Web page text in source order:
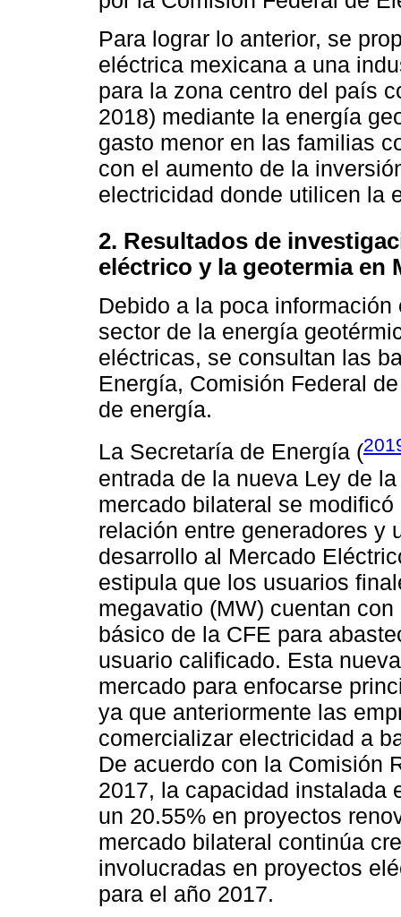
Para lograr lo anterior, se
eléctrica mexicana a una
para la zona centro del país
2018) mediante la energía
gasto menor en las familias
con el aumento de la
electricidad donde utilicen la
2. Resultados de
eléctrico y la geotermia en
Debido a la poca
sector de la energía
eléctricas, se consultan las
Energía, Comisión Federal
de energía.
La Secretaría de Energía (
entrada de la nueva Ley de
mercado bilateral se
relación entre generadores y
desarrollo al Mercado
estipula que los usuarios
megavatio (MW) cuentan
básico de la CFE para
usuario calificado. Esta
mercado para enfocarse
ya que anteriormente las
comercializar electricidad a
De acuerdo con la Comisión
2017, la capacidad instalada
un 20.55% en proyectos
mercado bilateral continúa
involucradas en proyectos
para el año 2017.